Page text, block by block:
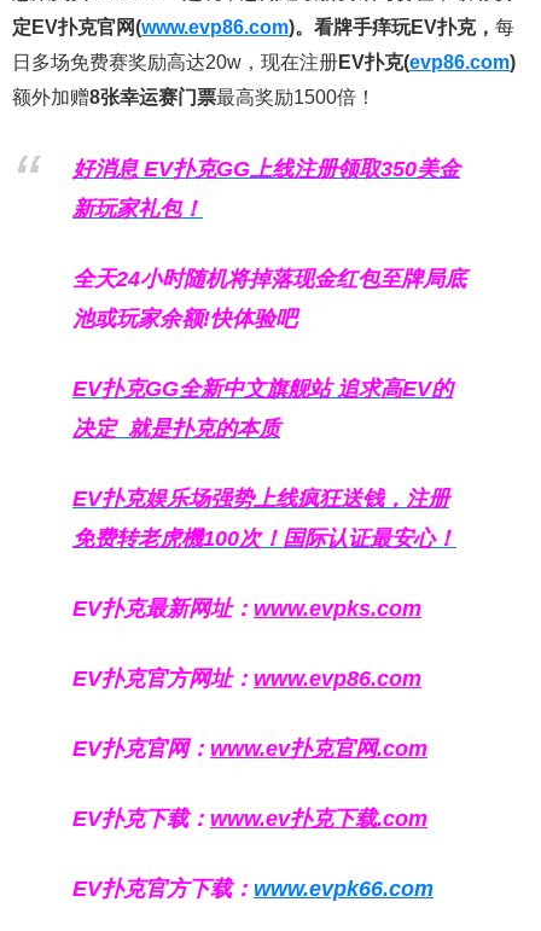
定EV扑克官网(www.evp86.com)。 看牌手痒玩EV扑克， 每
日多场免费赛奖励高达20w，现在注册EV扑克(evp86.com)
额外加赠8张幸运赛门票最高奖励1500倍！
好消息 EV扑克GG上线注册领取350美金
新玩家礼包！
全天24小时随机将掉落现金红包至牌局底
池或玩家余额!快体验吧
EV扑克GG全新中文旗舰站追求高EV的
决定 就是扑克的本质
EV扑克娱乐场强势上线疯狂送钱，注册
免费转老虎機100次！国际认证最安心！
EV扑克最新网址： www.evpks.com
EV扑克官方网址： www.evp86.com
EV扑克官网： www.ev扑克官网.com
EV扑克下载： www.ev扑克下载.com
EV扑克官方下载： www.evpk66.com